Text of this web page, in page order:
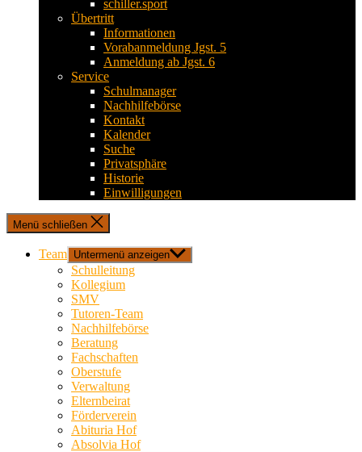
schiller.sport
Übertritt
Informationen
Vorabanmeldung Jgst. 5
Anmeldung ab Jgst. 6
Service
Schulmanager
Nachhilfebörse
Kontakt
Kalender
Suche
Privatsphäre
Historie
Einwilligungen
Menü schließen
Team Untermenü anzeigen
Schulleitung
Kollegium
SMV
Tutoren-Team
Nachhilfebörse
Beratung
Fachschaften
Oberstufe
Verwaltung
Elternbeirat
Förderverein
Abituria Hof
Absolvia Hof